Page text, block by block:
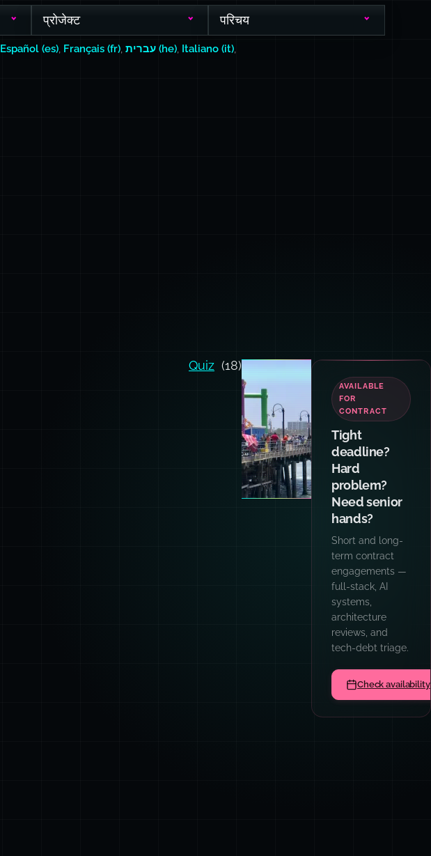
प्रोजेक्ट परिचय
Español (es) Français (fr) עברית (he) Italiano (it)
Quiz (18)
AVAILABLE
FOR
CONTRACT
Tight
deadline?
Hard
problem?
Need senior
hands?
Short and long-
term contract
engagements —
full-stack, AI
systems,
architecture
reviews, and
tech-debt triage.
Check availability